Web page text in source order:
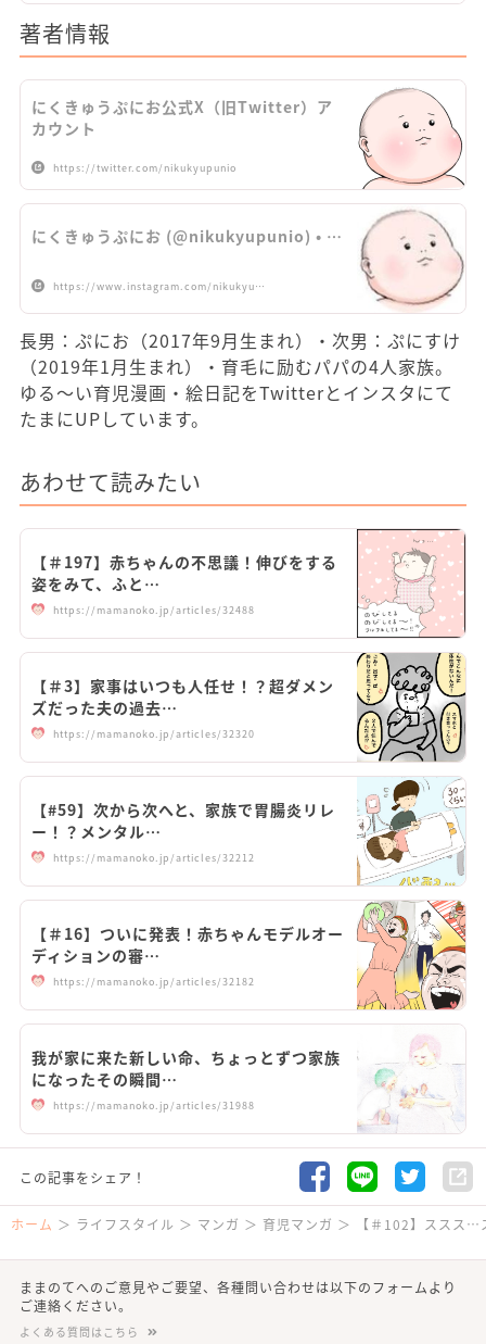
著者情報
にくきゅうぷにお公式X（旧Twitter）ア
カウント
https://twitter.com/nikukyupunio
にくきゅうぷにお (@nikukyupunio) • …
https://www.instagram.com/nikukyu…
長男：ぷにお（2017年9月生まれ）・次男：ぷにすけ
（2019年1月生まれ）・育毛に励むパパの4人家族。
ゆる～い育児漫画・絵日記をTwitterとインスタにて
たまにUPしています。
あわせて読みたい
【＃197】赤ちゃんの不思議！伸びをする
姿をみて、ふと…
https://mamanoko.jp/articles/32488
【＃3】家事はいつも人任せ！？超ダメン
ズだった夫の過去…
https://mamanoko.jp/articles/32320
【#59】次から次へと、家族で胃腸炎リレ
ー！？メンタル…
https://mamanoko.jp/articles/32212
【＃16】ついに発表！赤ちゃんモデルオー
ディションの審…
https://mamanoko.jp/articles/32182
我が家に来た新しい命、ちょっとずつ家族
になったその瞬間…
https://mamanoko.jp/articles/31988
この記事をシェア！
ホーム ライフスタイル マンガ 育児マンガ 【＃102】ススス
ままのてへのご意見やご要望、各種問い合わせは以下のフォームより
ご連絡ください。
よくある質問はこちら